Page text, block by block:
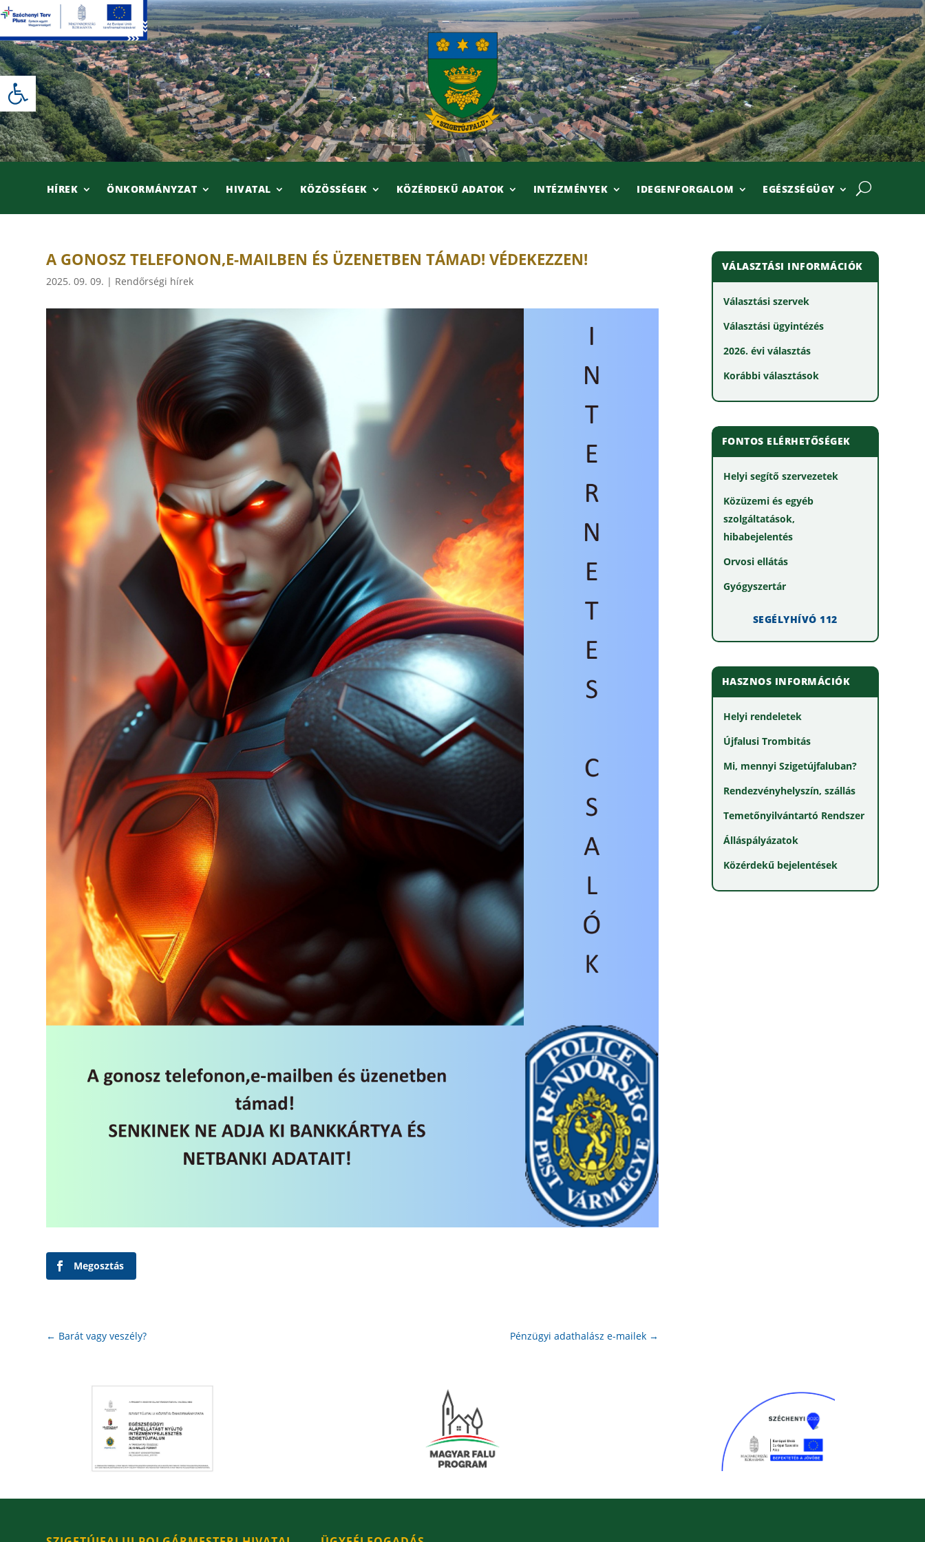
Skip
to
content
Eszköztár megnyitása
HÍREK ÖNKORMÁNYZAT HIVATAL KÖZÖSSÉGEK KÖZÉRDEKŰ ADATOK INTÉZMÉNYEK IDEGENFORGALOM EGÉSZSÉGÜGY
A GONOSZ TELEFONON,E-MAILBEN ÉS ÜZENETBEN TÁMAD! VÉDEKEZZEN!
2025. 09. 09. | Rendőrségi hírek
Megosztás
← Barát vagy veszély? Pénzügyi adathalász e-mailek →
VÁLASZTÁSI INFORMÁCIÓK
Választási szervek
Választási ügyintézés
2026. évi választás
Korábbi választások
FONTOS ELÉRHETŐSÉGEK
Helyi segítő szervezetek
Közüzemi és egyéb
szolgáltatások,
hibabejelentés
Orvosi ellátás
Gyógyszertár
SEGÉLYHÍVÓ 112
HASZNOS INFORMÁCIÓK
Helyi rendeletek
Újfalusi Trombitás
Mi, mennyi Szigetújfaluban?
Rendezvényhelyszín, szállás
Temetőnyilvántartó Rendszer
Álláspályázatok
Közérdekű bejelentések